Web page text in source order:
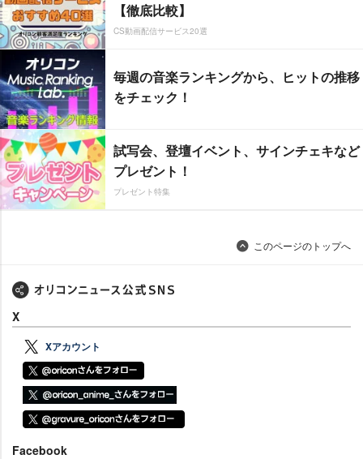
【徹底比較】
CS動画配信サービス20選
毎週の音楽ランキングから、ヒットの推移
をチェック！
試写会、登壇イベント、サインチェキなど
プレゼント！
プレゼント特集
このページのトップへ
X
Xアカウント
Facebook